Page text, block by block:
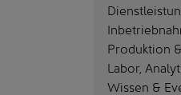
Produktion
Labor,
Wissen &